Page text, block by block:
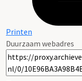
Printen
Duurzaam webadres